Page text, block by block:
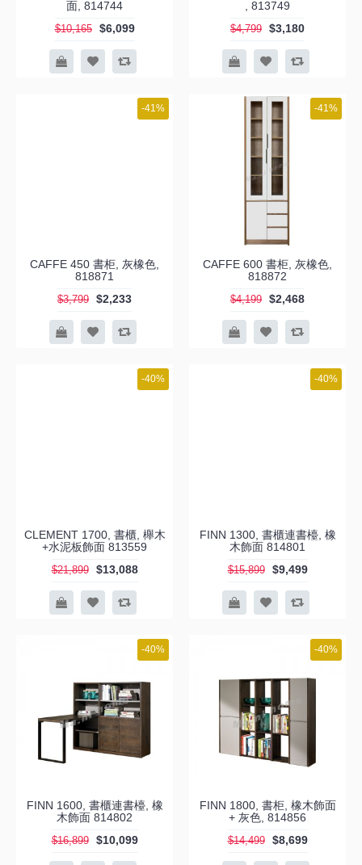
面, 814744
$10,165 $6,099
, 813749
$4,799 $3,180
-41%
CAFFE 450 書柜, 灰橡色,
818871
$3,799 $2,233
-41%
CAFFE 600 書柜, 灰橡色,
818872
$4,199 $2,468
-40%
CLEMENT 1700, 書櫃, 櫸木
+水泥板飾面 813559
$21,899 $13,088
-40%
FINN 1300, 書櫃連書檯, 橡
木飾面 814801
$15,899 $9,499
-40%
FINN 1600, 書櫃連書檯, 橡
木飾面 814802
$16,899 $10,099
-40%
FINN 1800, 書柜, 橡木飾面
+ 灰色, 814856
$14,499 $8,699